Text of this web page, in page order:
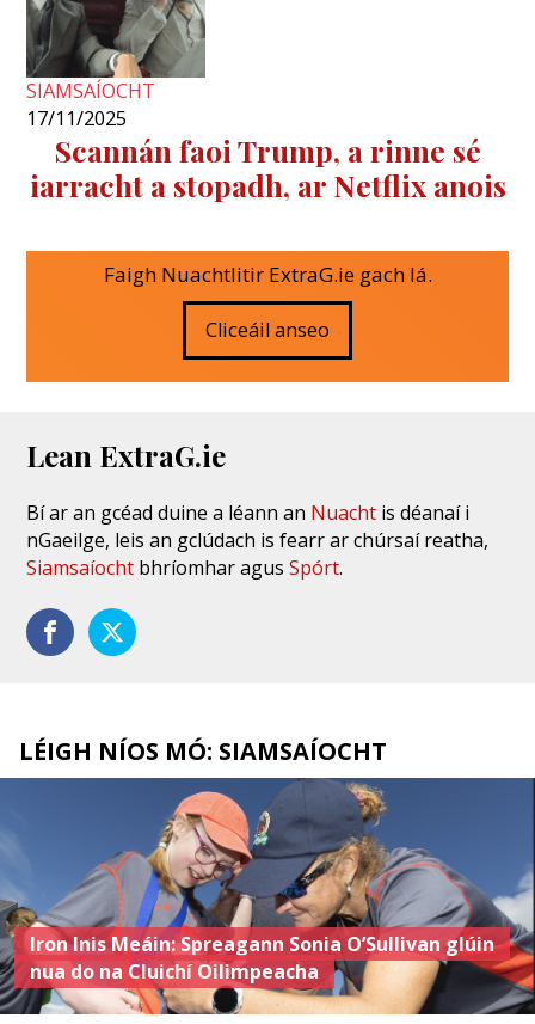
SIAMSAÍOCHT
17/11/2025
Scannán faoi Trump, a rinne sé
iarracht a stopadh, ar Netflix anois
Faigh Nuachtlitir ExtraG.ie gach lá.
Cliceáil anseo
Lean ExtraG.ie
Bí ar an gcéad duine a léann an Nuacht is déanaí i
nGaeilge, leis an gclúdach is fearr ar chúrsaí reatha,
Siamsaíocht bhríomhar agusSpórt.
LÉIGH NÍOS MÓ: SIAMSAÍOCHT
Iron Inis Meáin: Spreagann Sonia O’Sullivan glúin
nua do na Cluichí Oilimpeacha